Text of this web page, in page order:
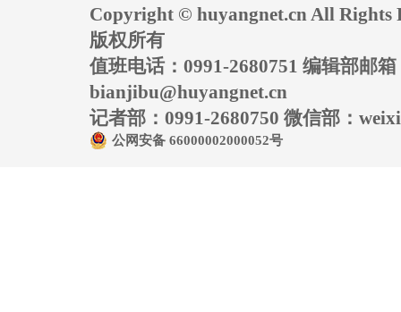
Copyright © huyangnet.cn All Rights
版权所有
值班电话：0991-2680751 编辑部邮箱
bianjibu@huyangnet.cn
记者部：0991-2680750 微信部：
公网安备 66000002000052号